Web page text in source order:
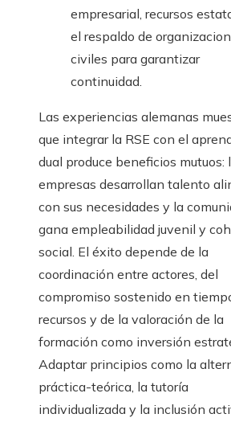
empresarial, recursos
el respaldo de
civiles para garantizar
continuidad.
Las experiencias alemanas
que integrar la RSE con el
dual produce beneficios mutuos:
empresas desarrollan talento
con sus necesidades y la
gana empleabilidad juvenil y
social. El éxito depende de la
coordinación entre actores, del
compromiso sostenido en
recursos y de la valoración de la
formación como inversión
Adaptar principios como la
práctica-teórica, la tutoría
individualizada y la inclusión